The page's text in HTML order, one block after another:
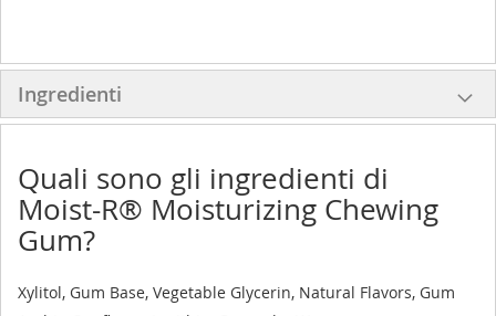
Ingredienti
Quali sono gli ingredienti di
Moist-R® Moisturizing Chewing
Gum?
Xylitol, Gum Base, Vegetable Glycerin, Natural Flavors, Gum